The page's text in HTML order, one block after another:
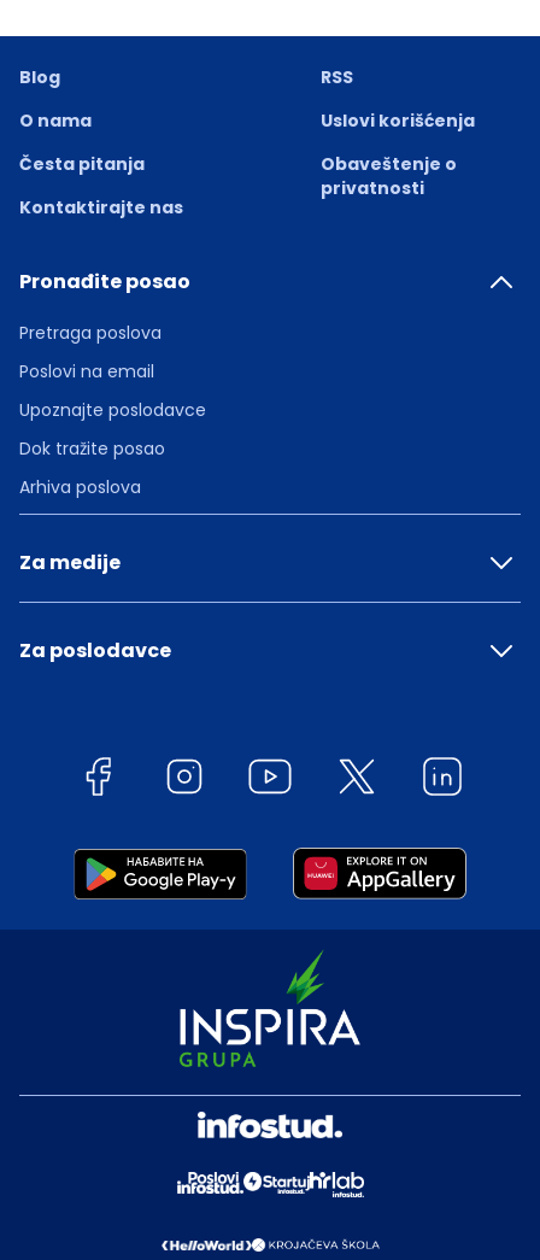
Blog
O nama
Česta pitanja
Kontaktirajte nas
RSS
Uslovi korišćenja
Obaveštenje o
privatnosti
Pronađite posao
Pretraga poslova
Poslovi na email
Upoznajte poslodavce
Dok tražite posao
Arhiva poslova
Za medije
Za poslodavce